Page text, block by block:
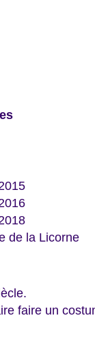
de la Licorne
faire un